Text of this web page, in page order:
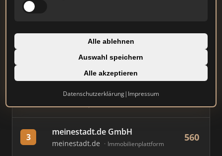
Alle ablehnen
Auswahl speichern
Alle akzeptieren
Datenschutzerklärung| Impressum
#
AVIV Germany GmbH
immowelt.de Immobilienplattform
Immobilien Scout GmbH
immobilienscout24.de
3 meinestadt.de GmbH
meinestadt.de Immobilienplattform
560